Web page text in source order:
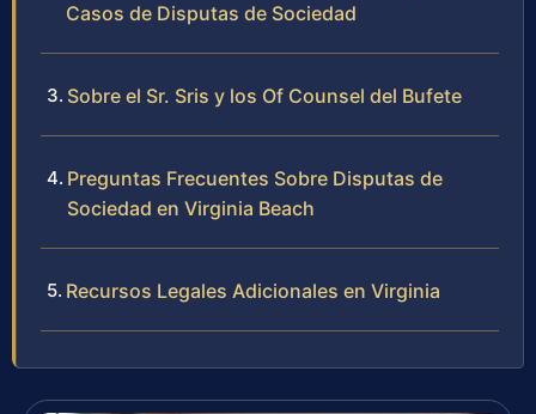
Casos de Disputas de Sociedad
Sobre el Sr. Sris y los Of Counsel del Bufete
Preguntas Frecuentes Sobre Disputas de
Sociedad en Virginia Beach
Recursos Legales Adicionales en Virginia